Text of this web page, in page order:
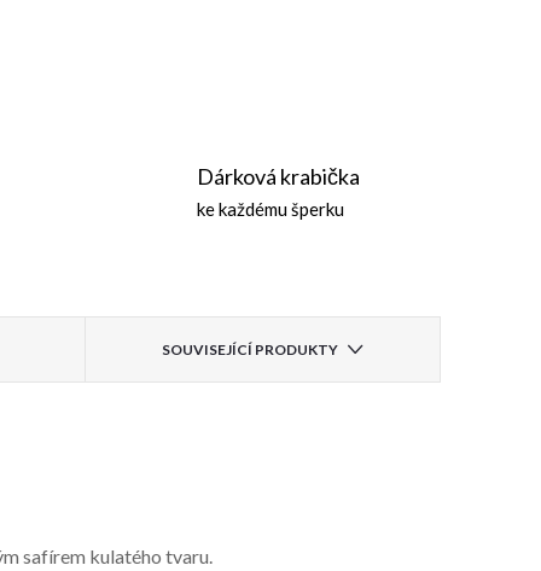
Dárková krabička
ke každému šperku
SOUVISEJÍCÍ PRODUKTY
safírem kulatého tvaru.